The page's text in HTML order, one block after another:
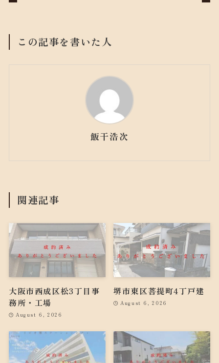
この記事を書いた人
飯干浩次
関連記事
大阪市西成区松3丁目事
務所・工場
August 6, 2026
堺市東区菩提町4丁戸建
August 6, 2026